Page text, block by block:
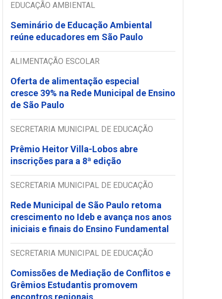
EDUCAÇÃO AMBIENTAL
Seminário de Educação Ambiental
reúne educadores em São Paulo
ALIMENTAÇÃO ESCOLAR
Oferta de alimentação especial
cresce 39% na Rede Municipal de Ensino
de São Paulo
SECRETARIA MUNICIPAL DE EDUCAÇÃO
Prêmio Heitor Villa-Lobos abre
inscrições para a 8ª edição
SECRETARIA MUNICIPAL DE EDUCAÇÃO
Rede Municipal de São Paulo retoma
crescimento no Ideb e avança nos anos
iniciais e finais do Ensino Fundamental
SECRETARIA MUNICIPAL DE EDUCAÇÃO
Comissões de Mediação de Conflitos e
Grêmios Estudantis promovem